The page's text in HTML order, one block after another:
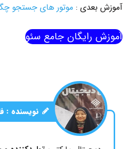
آموزش بعدی : موتور های جستجو
آموزش رایگان جامع سئو
نویسنده :